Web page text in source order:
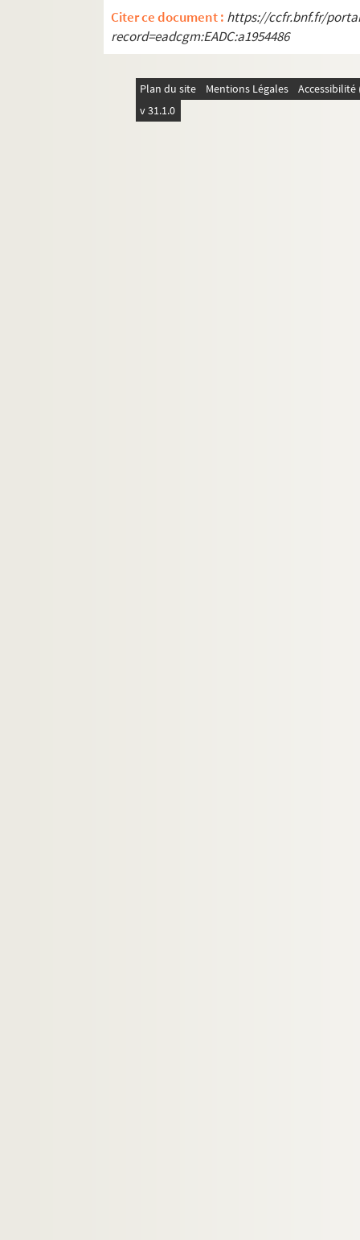
REC L 1. Archives des collaborateurs d'Alain
REC M 1-4. Documentation générale sur la
REC T 1-3. Documents photographiques et
REC V 1. Affiches.
REC Z 1. Objets.
Citer ce document : https://ccfr.bnf.fr/
record=eadcgm:EADC:a1954486
Plan du site Mentions Légales
v 31.1.0